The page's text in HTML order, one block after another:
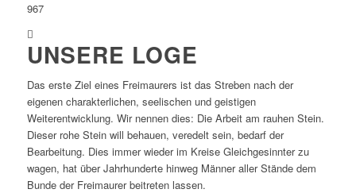
967
UNSERE LOGE
Das erste Ziel eines Freimaurers ist das Streben nach der
eigenen charakterlichen, seelischen und geistigen
Weiterentwicklung. Wir nennen dies: Die Arbeit am rauhen Stein.
Dieser rohe Stein will behauen, veredelt sein, bedarf der
Bearbeitung. Dies immer wieder im Kreise Gleichgesinnter zu
wagen, hat über Jahrhunderte hinweg Männer aller Stände dem
Bunde der Freimaurer beitreten lassen.